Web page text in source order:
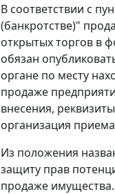
В соответствии с
(банкротстве)"
открытых торгов в
обязан
органе по месту
продаже
внесения,
организация
Из положения
защиту прав
продаже имущества.